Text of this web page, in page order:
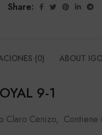
Share:
(0) ABOUT
9-1
Claro Cenizo, Contiene